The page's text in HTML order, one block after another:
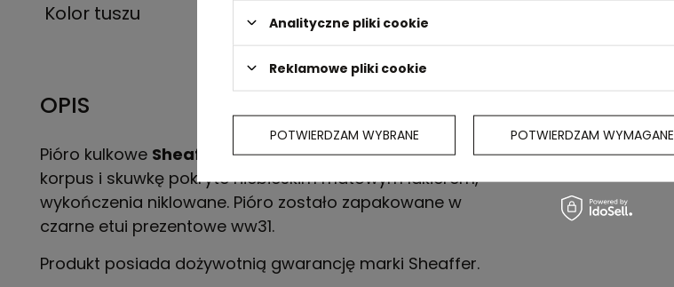
Kolor tuszu
Blue czarny
OPIS
Pióro kulkowe Sheaffer VFMmodel9401posiada
korpus i skuwkę pokryte niebieskim matowym lakierem,
wykończenia niklowane. Pióro zostało zapakowane w
czarne etui prezentowe ww31.
Produkt posiada dożywotnią gwarancję marki Sheaffer.
Analityczne pliki cookie
Reklamowe pliki cookie
POTWIERDZAM WYBRANE POTWIERDZAM WYMAGANE